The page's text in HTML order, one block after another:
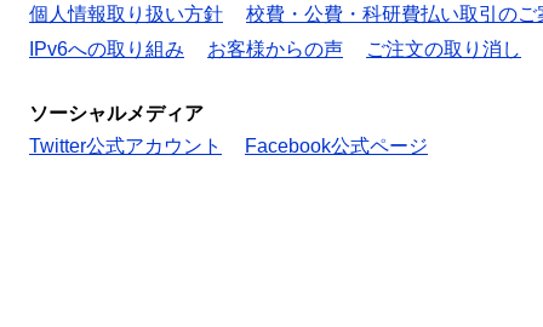
個人情報取り扱い方針
校費・公費・科研費払い取引のご
IPv6への取り組み
お客様からの声 ご注文の取り消し
ソーシャルメディア
Twitter公式アカウント
Facebook公式ページ